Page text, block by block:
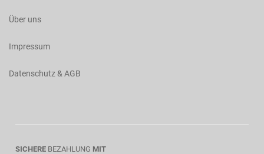
Über uns
Impressum
Datenschutz & AGB
SICHERE BEZAHLUNG MIT